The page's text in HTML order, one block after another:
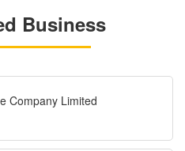
Business
Company Limited